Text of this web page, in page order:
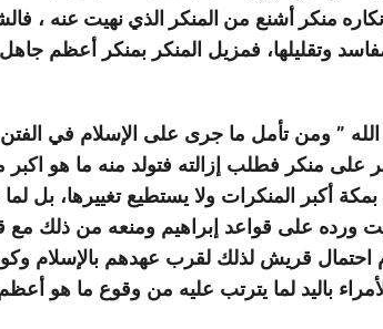
منكر أشنع من المنكر الذي نهيت عنه ،
وتقليلها، فمزيل المنكر بمنكر أعظم جاهل
الله ” ومن تأمل ما جرى على الإسلام في الفتن
على منكر فطلب إزالته فتولد منه ما هو اكبر
بمكة أكبر المنكرات ولا يستطيع تغييرها، بل لما
ورده على قواعد إبراهيم ومنعه من ذلك مع
احتمال قريش لذلك لقرب عهدهم بالإسلام
باليد لما يترتب عليه من وقوع ما هو أعظم